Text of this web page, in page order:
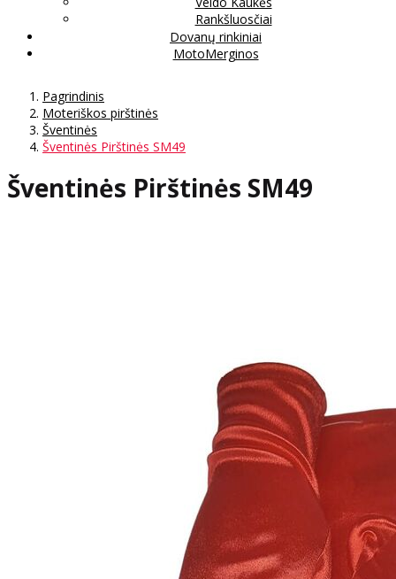
Rankšluosčiai
Dovanų rinkiniai
MotoMerginos
Pagrindinis
Moteriškos pirštinės
Šventinės
Šventinės Pirštinės SM49
Šventinės Pirštinės SM49